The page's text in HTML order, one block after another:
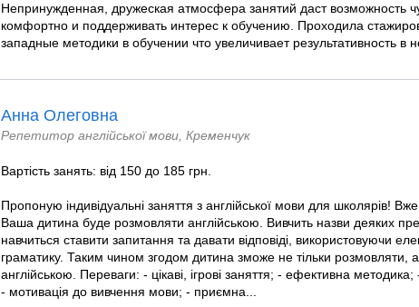
Непринужденная, дружеская атмосфера занятий даст возможность
комфортно и поддерживать интерес к обучению. Проходила
западные методики в обучении что увеличивает результативность в
Анна Олеговна
Репетитор англійської мови, Кременчук
Вартість занять: від 150 до 185 грн.
Пропоную індивідуальні заняття з англійської мови для школярів!
Ваша дитина буде розмовляти англійською. Вивчить назви деяких
навчиться ставити запитання та давати відповіді, використовуючи
граматику. Таким чином згодом дитина зможе не тільки розмовляти,
англійською. Переваги: - цікаві, ігрові заняття; - ефективна методика;
- мотивація до вивчення мови; - приємна...